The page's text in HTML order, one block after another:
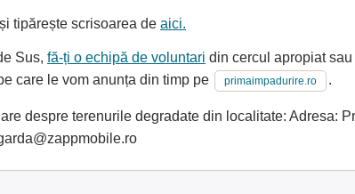
tipărește scrisoarea de aici.
Sus, fă-ți o echipă de voluntari din cercul apropiat
care le vom anunța din timp pe
primaimpadurire.ro .
despre terenurile degradate din localitate: Adresa: